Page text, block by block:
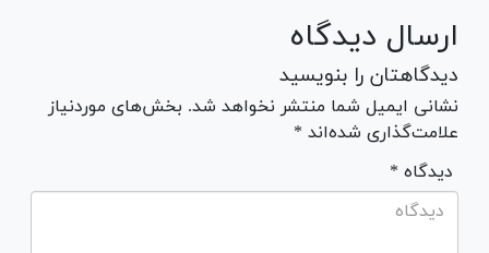
ارسال دیدگاه
دیدگاهتان را بنویسید
نشانی ایمیل شما منتشر نخواهد شد. بخش‌های موردنیاز
علامت‌گذاری شده‌اند *
* دیدگاه